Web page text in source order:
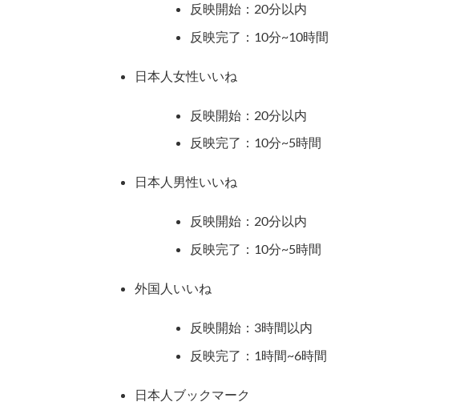
反映開始：20分以内
反映完了：10分~10時間
日本人女性いいね
反映開始：20分以内
反映完了：10分~5時間
日本人男性いいね
反映開始：20分以内
反映完了：10分~5時間
外国人いいね
反映開始：3時間以内
反映完了：1時間~6時間
日本人ブックマーク